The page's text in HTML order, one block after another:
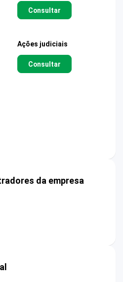
Consultar
Ações judiciais
Consultar
da empresa